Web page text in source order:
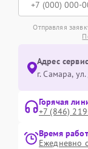
Отправляя
Адрес
г. Самара,
Горячая
+7 (846)
Время
Ежедневно